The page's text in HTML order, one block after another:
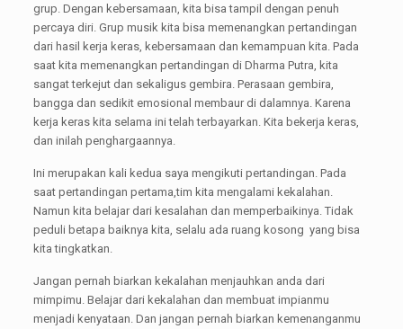
grup. Dengan kebersamaan, kita bisa tampil dengan penuh
percaya diri. Grup musik kita bisa memenangkan pertandingan
dari hasil kerja keras, kebersamaan dan kemampuan kita. Pada
saat kita memenangkan pertandingan di Dharma Putra, kita
sangat terkejut dan sekaligus gembira. Perasaan gembira,
bangga dan sedikit emosional membaur di dalamnya. Karena
kerja keras kita selama ini telah terbayarkan. Kita bekerja keras,
dan inilah penghargaannya.
Ini merupakan kali kedua saya mengikuti pertandingan. Pada
saat pertandingan pertama,tim kita mengalami kekalahan.
Namun kita belajar dari kesalahan dan memperbaikinya. Tidak
peduli betapa baiknya kita, selalu ada ruang kosong yang bisa
kita tingkatkan.
Jangan pernah biarkan kekalahan menjauhkan anda dari
mimpimu. Belajar dari kekalahan dan membuat impianmu
menjadi kenyataan. Dan jangan pernah biarkan kemenanganmu